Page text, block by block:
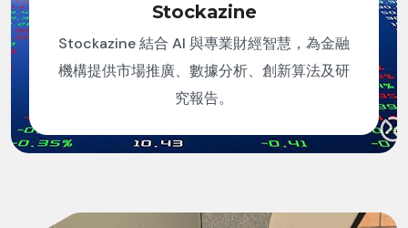
Stockazine
Stockazine 結合 AI 與專業財經智慧，為金融
機構提供市場推廣、數據分析、創新算法及研
究報告。